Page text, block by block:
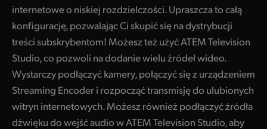
internetowe o niskiej rozdzielczości. Upraszcza to całą
konfigurację, pozwalając Ci skupić się na dystrybucji
treści subskrybentom! Możesz też użyć ATEM Television
Studio, co pozwoli na dodanie wielu źródeł wideo.
Wystarczy podłączyć kamery, połączyć się z urządzeniem
Streaming Encoder i rozpocząć transmisję do ulubionych
witryn internetowych. Możesz również podłączyć źródła
dźwięku do wejść audio w ATEM Television Studio, aby